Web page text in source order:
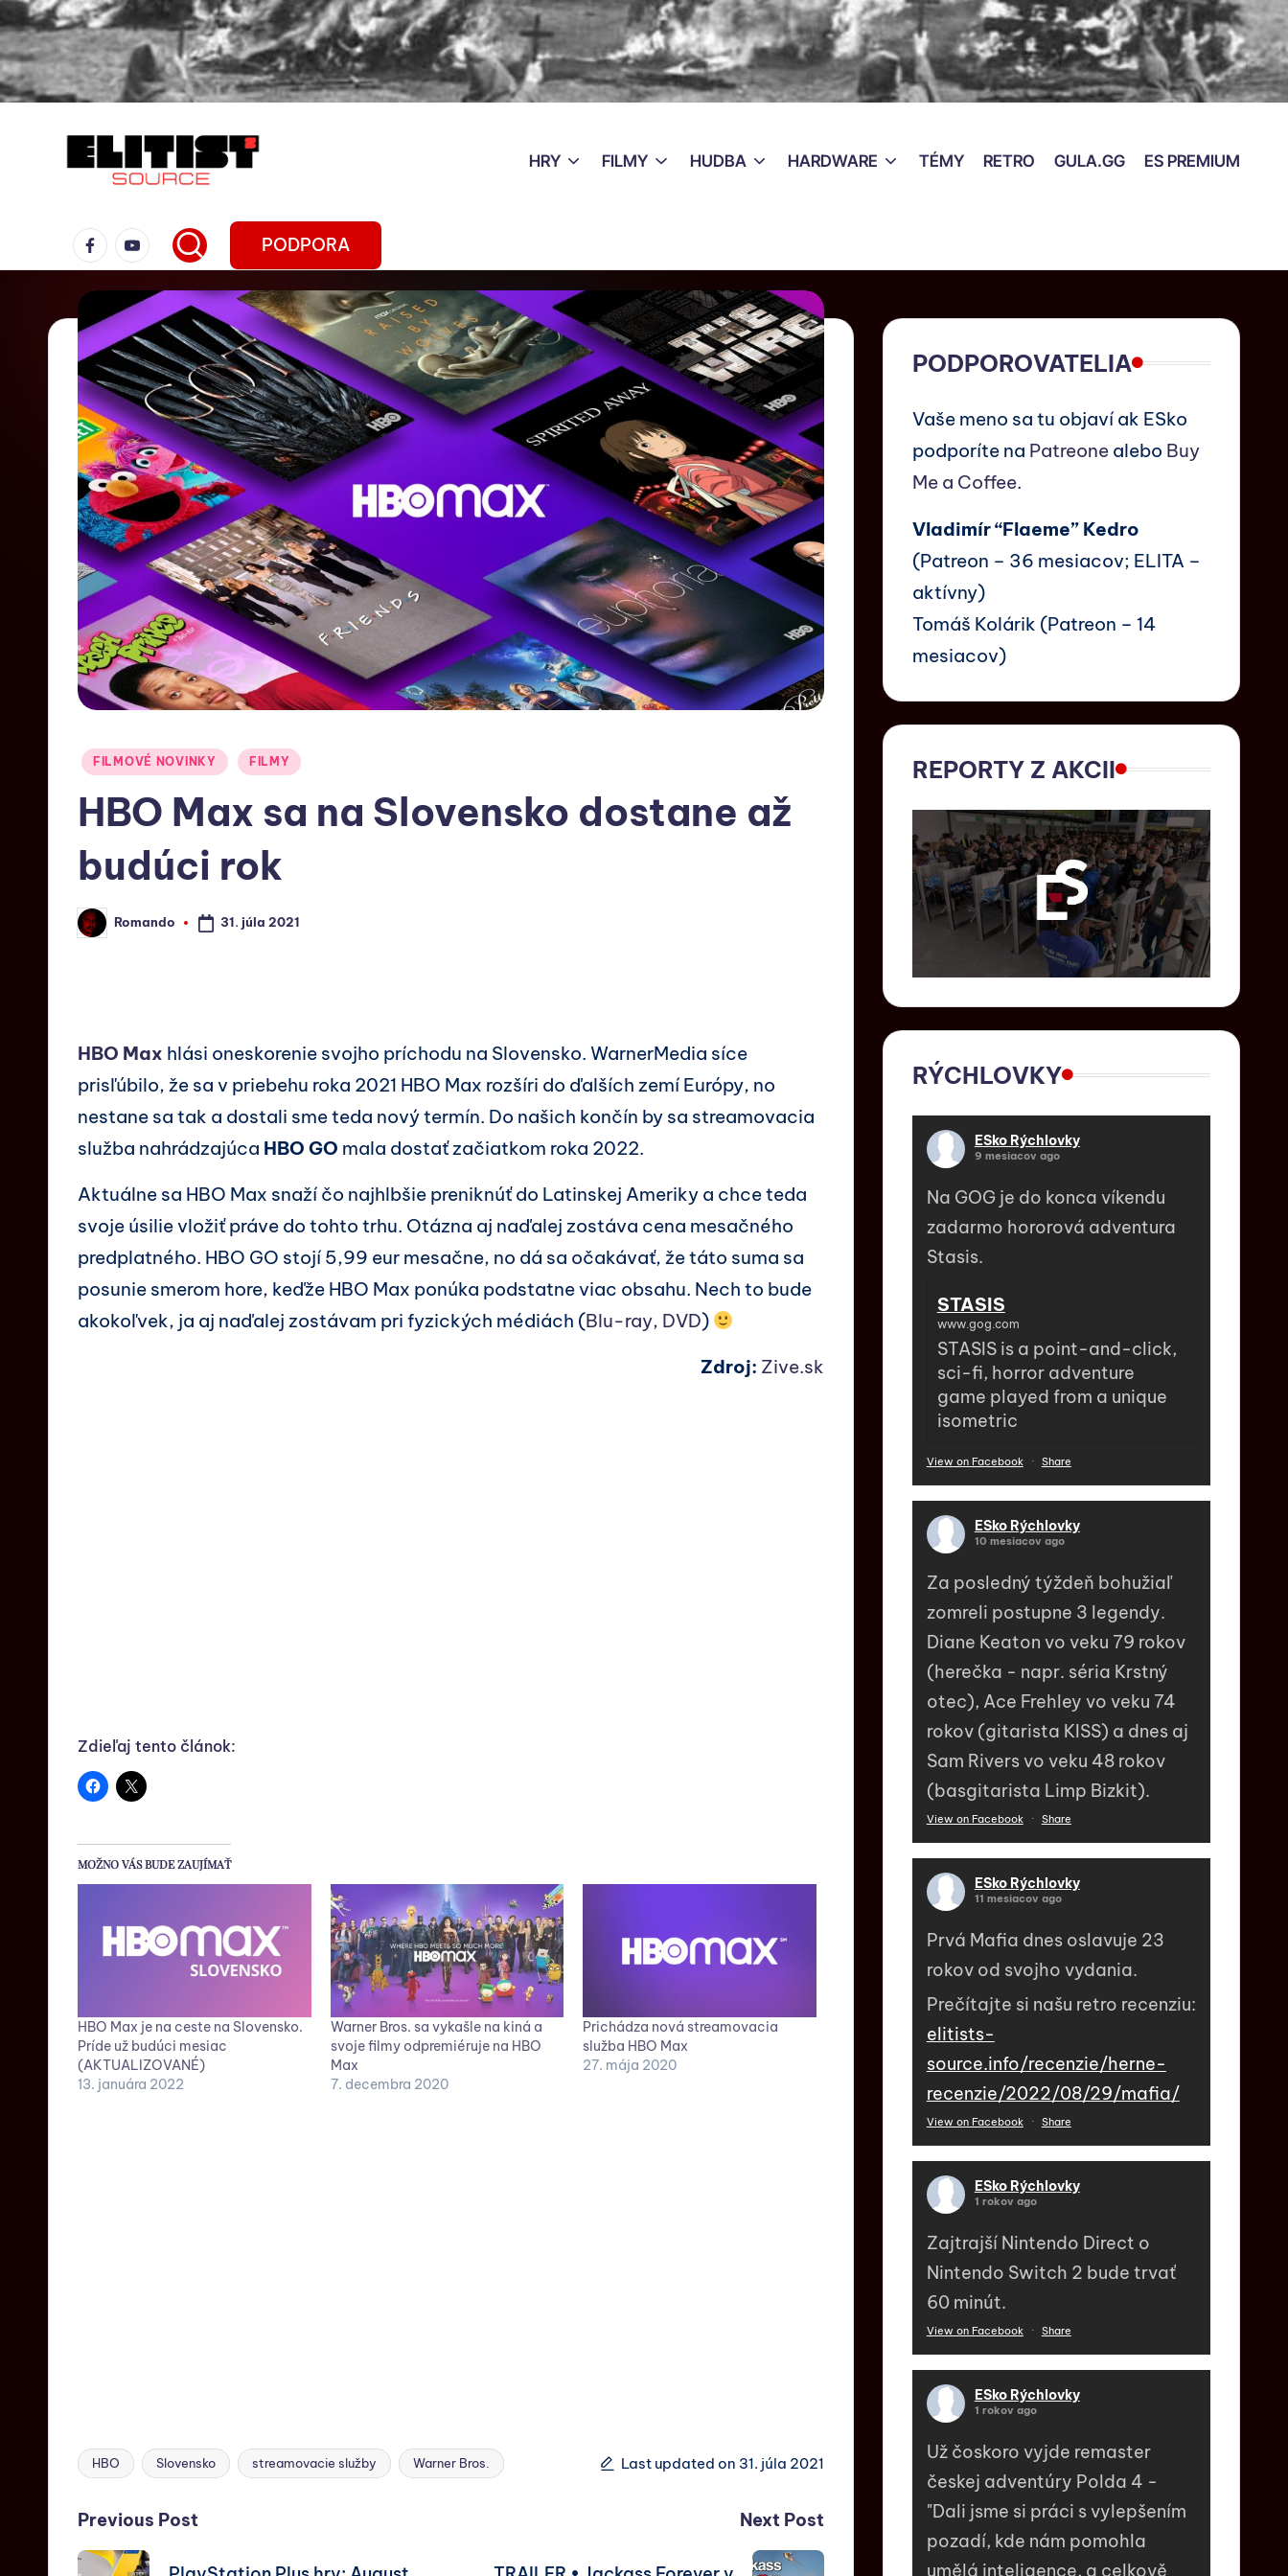
HRY FILMY HUDBA HARDWARE TÉMY RETRO GULA.GG ES PREMIUM
PODPORA
FILMOVÉ NOVINKY FILMY
HBO Max sa na Slovensko dostane až
budúci rok
Romando 31. júla 2021
HBO Max hlási oneskorenie svojho príchodu na Slovensko. WarnerMedia síce
prisľúbilo, že sa v priebehu roka 2021 HBO Max rozšíri do ďalších zemí Európy, no
nestane sa tak a dostali sme teda nový termín. Do našich končín by sa streamovacia
služba nahrádzajúca HBO GO mala dostať začiatkom roka 2022.
Aktuálne sa HBO Max snaží čo najhlbšie preniknúť do Latinskej Ameriky a chce teda
svoje úsilie vložiť práve do tohto trhu. Otázna aj naďalej zostáva cena mesačného
predplatného. HBO GO stojí 5,99 eur mesačne, no dá sa očakávať, že táto suma sa
posunie smerom hore, keďže HBO Max ponúka podstatne viac obsahu. Nech to bude
akokoľvek, ja aj naďalej zostávam pri fyzických médiách (Blu-ray, DVD)
Zdroj: Zive.sk
Zdieľaj tento článok:
MOŽNO VÁS BUDE ZAUJÍMAŤ
HBO Max je na ceste na Slovensko.
Príde už budúci mesiac
(AKTUALIZOVANÉ)
13. januára 2022
Warner Bros. sa vykašle na kiná a
svoje filmy odpremiéruje na HBO
Max
7. decembra 2020
Prichádza nová streamovacia
služba HBO Max
27. mája 2020
HBO Slovensko streamovacie služby Warner Bros. Last updated on 31. júla 2021
Previous Post Next Post
PODPOROVATELIA
Vaše meno sa tu objaví ak ESko
podporíte na Patreonealebo Buy
Me a Coffee.
Vladimír “Flaeme” Kedro
(Patreon – 36 mesiacov; ELITA –
aktívny)
Tomáš Kolárik (Patreon – 14
mesiacov)
REPORTY Z AKCII
RÝCHLOVKY
ESko Rýchlovky
9 mesiacov ago
Na GOG je do konca víkendu
zadarmo hororová adventura
Stasis.
STASIS
www.gog.com
STASIS is a point-and-click,
sci-fi, horror adventure
game played from a unique
isometric
View on Facebook · Share
ESko Rýchlovky
10 mesiacov ago
Za posledný týždeň bohužiaľ
zomreli postupne 3 legendy.
Diane Keaton vo veku 79 rokov
(herečka - napr. séria Krstný
otec), Ace Frehley vo veku 74
rokov (gitarista KISS) a dnes aj
Sam Rivers vo veku 48 rokov
(basgitarista Limp Bizkit).
View on Facebook · Share
ESko Rýchlovky
11 mesiacov ago
Prvá Mafia dnes oslavuje 23
rokov od svojho vydania.
Prečítajte si našu retro recenziu:
elitists-
source.info/recenzie/herne-
recenzie/2022/08/29/mafia/
View on Facebook · Share
ESko Rýchlovky
1 rokov ago
Zajtrajší Nintendo Direct o
Nintendo Switch 2 bude trvať
60 minút.
View on Facebook · Share
ESko Rýchlovky
1 rokov ago
Už čoskoro vyjde remaster
českej adventúry Polda 4 -
"Dali jsme si práci s vylepšením
pozadí, kde nám pomohla
umělá inteligence, a celkově